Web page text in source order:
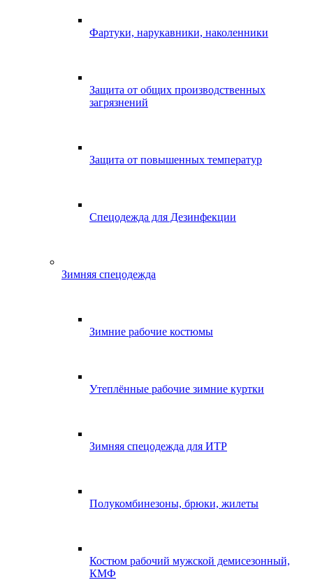
Фартуки, нарукавники, наколенники
Защита от общих производственных
загрязнений
Защита от повышенных температур
Спецодежда для Дезинфекции
Зимняя спецодежда
Зимние рабочие костюмы
Утеплённые рабочие зимние куртки
Зимняя спецодежда для ИТР
Полукомбинезоны, брюки, жилеты
Костюм рабочий мужской демисезонный,
КМФ